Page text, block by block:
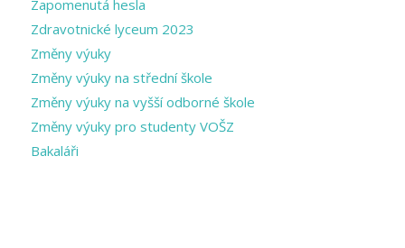
Zapomenutá hesla
Zdravotnické lyceum 2023
Změny výuky
Změny výuky na střední škole
Změny výuky na vyšší odborné škole
Změny výuky pro studenty VOŠZ
Bakaláři